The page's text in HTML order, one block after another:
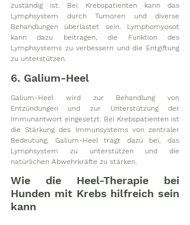
zuständig ist. Bei Krebspatienten kann das
Lymphsystem durch Tumoren und diverse
Behandlungen überlastet sein. Lymphomyosot
kann dazu beitragen, die Funktion des
Lymphsystems zu verbessern und die Entgiftung
zu unterstützen.
6. Galium-Heel
Galium-Heel wird zur Behandlung von
Entzündungen und zur Unterstützung der
Immunantwort eingesetzt. Bei Krebspatienten ist
die Stärkung des Immunsystems von zentraler
Bedeutung, Galium-Heel trägt dazu bei, das
Lymphsystem zu unterstützen und die
natürlichen Abwehrkräfte zu stärken.
Wie die Heel-Therapie bei
Hunden mit Krebs hilfreich sein
kann